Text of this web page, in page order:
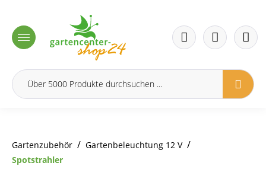
Gartenzubehör / Gartenbeleuchtung 12 V /
Spotstrahler